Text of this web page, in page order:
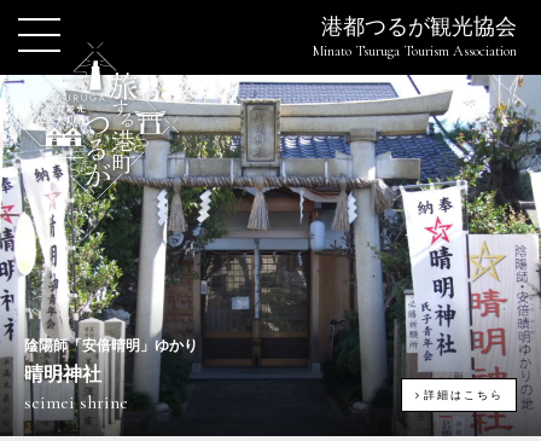
港都つるが観光協会
Minato Tsuruga Tourism Association
陰陽師「安倍晴明」ゆかり
晴明神社
seimei shrine 詳細はこちら